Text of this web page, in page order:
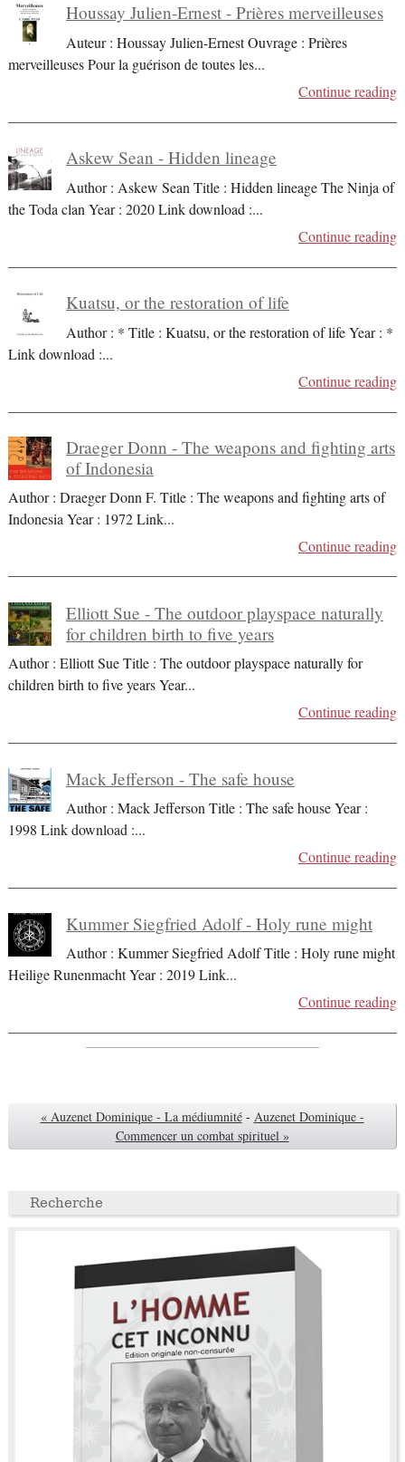
Houssay Julien-Ernest - Prières merveilleuses
Auteur : Houssay Julien-Ernest Ouvrage : Prières
merveilleuses Pour la guérison de toutes les...
Continue reading
Askew Sean - Hidden lineage
Author : Askew Sean Title : Hidden lineage The Ninja of
the Toda clan Year : 2020 Link download :...
Continue reading
Kuatsu, or the restoration of life
Author : * Title : Kuatsu, or the restoration of life Year : *
Link download :...
Continue reading
Draeger Donn - The weapons and fighting arts
of Indonesia
Author : Draeger Donn F. Title : The weapons and fighting arts of
Indonesia Year : 1972 Link...
Continue reading
Elliott Sue - The outdoor playspace naturally
for children birth to five years
Author : Elliott Sue Title : The outdoor playspace naturally for
children birth to five years Year...
Continue reading
Mack Jefferson - The safe house
Author : Mack Jefferson Title : The safe house Year :
1998 Link download :...
Continue reading
Kummer Siegfried Adolf - Holy rune might
Author : Kummer Siegfried Adolf Title : Holy rune might
Heilige Runenmacht Year : 2019 Link...
Continue reading
« Auzenet Dominique - La médiumnité - Auzenet Dominique -
Commencer un combat spirituel »
Recherche